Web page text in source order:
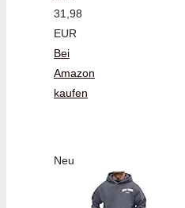
31,98
EUR
Bei
Amazon
kaufen
Neu